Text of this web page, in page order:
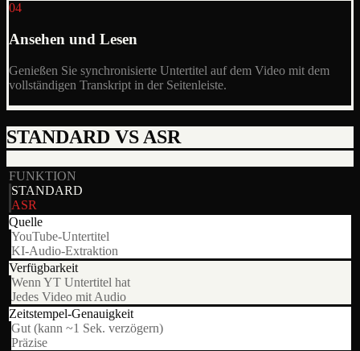
04
Ansehen und Lesen
Genießen Sie synchronisierte Untertitel auf dem Video mit dem
vollständigen Transkript in der Seitenleiste.
STANDARD VS ASR
FUNKTION
STANDARD
ASR
Quelle
YouTube-Untertitel
KI-Audio-Extraktion
Verfügbarkeit
Wenn YT Untertitel hat
Jedes Video mit Audio
Zeitstempel-Genauigkeit
Gut (kann ~1 Sek. verzögern)
Präzise